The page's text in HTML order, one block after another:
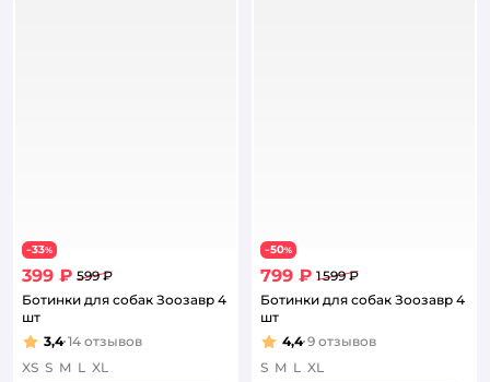
−33%
399 ₽ 599 ₽
Ботинки для собак Зоозавр 4
шт
Рейтинг:
3,4 14 отзывов
XS S M L XL
−50%
799 ₽ 1 599 ₽
Ботинки для собак Зоозавр 4
шт
Рейтинг:
4,4 9 отзывов
S M L XL